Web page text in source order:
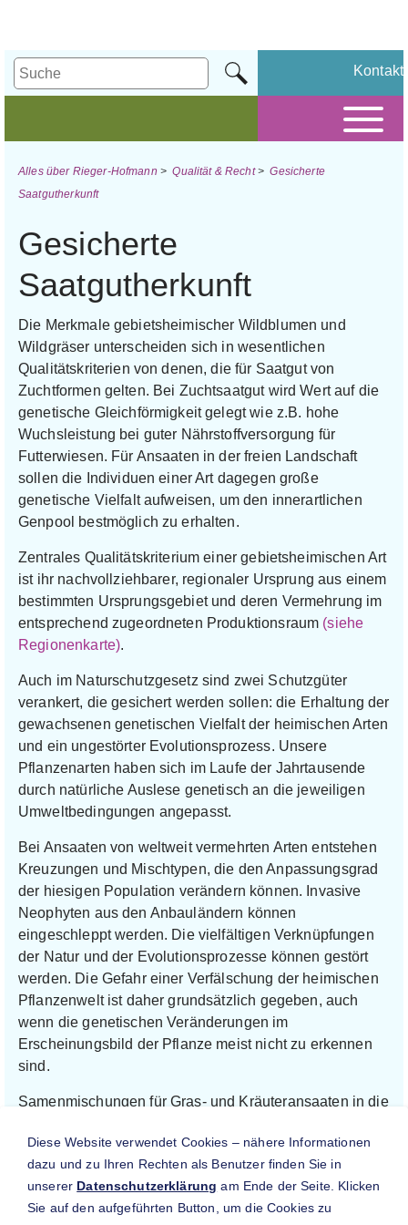
Kontakt
Alles über Rieger-Hofmann >Qualität & Recht>Gesicherte
Saatgutherkunft
Gesicherte
Saatgutherkunft
Die Merkmale gebietsheimischer Wildblumen und
Wildgräser unterscheiden sich in wesentlichen
Qualitätskriterien von denen, die für Saatgut von
Zuchtformen gelten. Bei Zuchtsaatgut wird Wert auf die
genetische Gleichförmigkeit gelegt wie z.B. hohe
Wuchsleistung bei guter Nährstoffversorgung für
Futterwiesen. Für Ansaaten in der freien Landschaft
sollen die Individuen einer Art dagegen große
genetische Vielfalt aufweisen, um den innerartlichen
Genpool bestmöglich zu erhalten.
Zentrales Qualitätskriterium einer gebietsheimischen Art
ist ihr nachvollziehbarer, regionaler Ursprung aus einem
bestimmten Ursprungsgebiet und deren Vermehrung im
entsprechend zugeordneten Produktionsraum (siehe
Regionenkarte).
Auch im Naturschutzgesetz sind zwei Schutzgüter
verankert, die gesichert werden sollen: die Erhaltung der
gewachsenen genetischen Vielfalt der heimischen Arten
und ein ungestörter Evolutionsprozess. Unsere
Pflanzenarten haben sich im Laufe der Jahrtausende
durch natürliche Auslese genetisch an die jeweiligen
Umweltbedingungen angepasst.
Bei Ansaaten von weltweit vermehrten Arten entstehen
Kreuzungen und Mischtypen, die den Anpassungsgrad
der hiesigen Population verändern können. Invasive
Neophyten aus den Anbauländern können
eingeschleppt werden. Die vielfältigen Verknüpfungen
der Natur und der Evolutionsprozesse können gestört
werden. Die Gefahr einer Verfälschung der heimischen
Pflanzenwelt ist daher grundsätzlich gegeben, auch
wenn die genetischen Veränderungen im
Erscheinungsbild der Pflanze meist nicht zu erkennen
sind.
Samenmischungen für Gras- und Kräuteransaaten in die
Uferböschungen, sollen deshalb nach § 40 Abs. 4
BNatschG aus regionaler Herkunft stammen.
Die gesicherte Herkunft ist deshalb ein
Qualitätskriterium bei der Ausschreibung.
Diese Website verwendet Cookies – nähere Informationen
dazu und zu Ihren Rechten als Benutzer finden Sie in
unserer Datenschutzerklärung am Ende der Seite. Klicken
Sie auf den aufgeführten Button, um die Cookies zu